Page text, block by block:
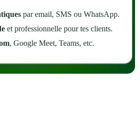
par email, SMS ou WhatsApp.
et professionnelle pour tes clients.
, Google Meet, Teams, etc.